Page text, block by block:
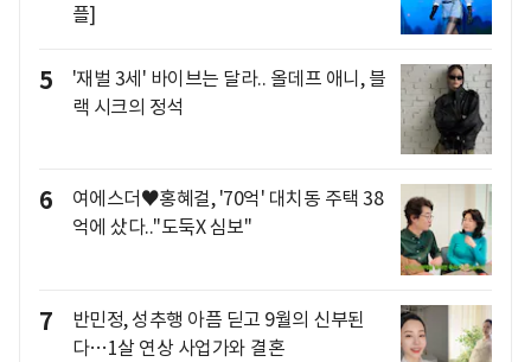
플]
5
'재벌 3세' 바이브는 달라.. 올데프 애니, 블
랙 시크의 정석
6
여에스더♥홍혜걸, '70억' 대치동 주택 38
억에 샀다.."도둑X 심보"
7
반민정, 성추행 아픔 딛고 9월의 신부된
다…1살 연상 사업가와 결혼